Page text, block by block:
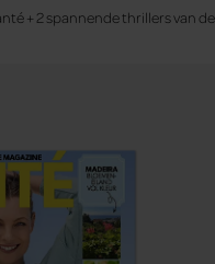
+ 2 spannende thrillers van